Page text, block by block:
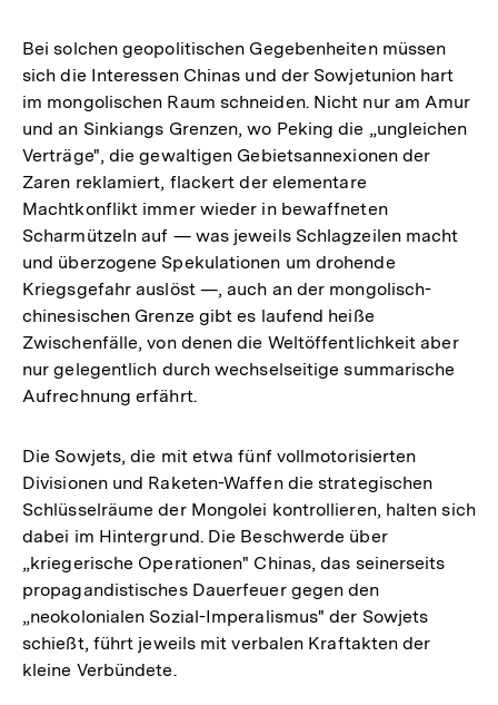
Bei solchen geopolitischen Gegebenheiten müssen
sich die Interessen Chinas und der Sowjetunion hart
im mongolischen Raum schneiden. Nicht nur am Amur
und an Sinkiangs Grenzen, wo Peking die „ungleichen
Verträge", die gewaltigen Gebietsannexionen der
Zaren reklamiert, flackert der elementare
Machtkonflikt immer wieder in bewaffneten
Scharmützeln auf — was jeweils Schlagzeilen macht
und überzogene Spekulationen um drohende
Kriegsgefahr auslöst —, auch an der mongolisch-
chinesischen Grenze gibt es laufend heiße
Zwischenfälle, von denen die Weltöffentlichkeit aber
nur gelegentlich durch wechselseitige summarische
Aufrechnung erfährt.
Die Sowjets, die mit etwa fünf vollmotorisierten
Divisionen und Raketen-Waffen die strategischen
Schlüsselräume der Mongolei kontrollieren, halten sich
dabei im Hintergrund. Die Beschwerde über
„kriegerische Operationen" Chinas, das seinerseits
propagandistisches Dauerfeuer gegen den
„neokolonialen Sozial-Imperalismus" der Sowjets
schießt, führt jeweils mit verbalen Kraftakten der
kleine Verbündete.